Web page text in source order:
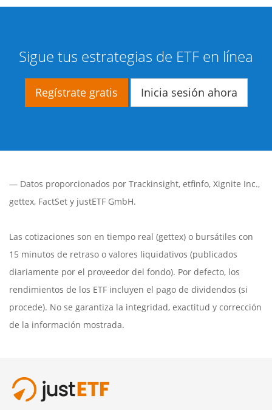
Sigue tus estrategias de ETF en línea
Regístrate gratis Inicia sesión ahora
— Datos proporcionados por Trackinsight, etfinfo, Xignite Inc.,
gettex, FactSet y justETF GmbH.
Las cotizaciones son en tiempo real (gettex) o bursátiles con
15 minutos de retraso o valores liquidativos (publicados
diariamente por el proveedor del fondo). Por defecto, los
rendimientos de los ETF incluyen el pago de dividendos (si
procede). No se garantiza la integridad, exactitud y corrección
de la información mostrada.